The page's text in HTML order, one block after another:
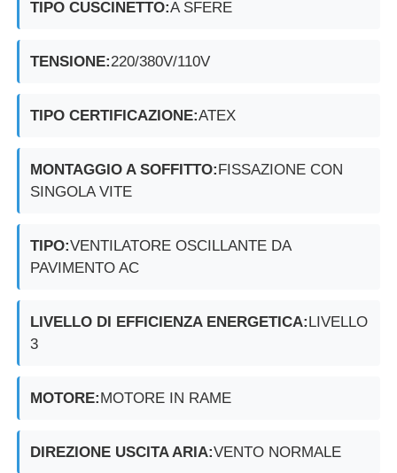
TIPO CUSCINETTO:A SFERE
TENSIONE:220/380V/110V
TIPO CERTIFICAZIONE:ATEX
MONTAGGIO A SOFFITTO:FISSAZIONE CON
SINGOLA VITE
TIPO:VENTILATORE OSCILLANTE DA
PAVIMENTO AC
LIVELLO DI EFFICIENZA ENERGETICA:LIVELLO
3
MOTORE:MOTORE IN RAME
DIREZIONE USCITA ARIA:VENTO NORMALE